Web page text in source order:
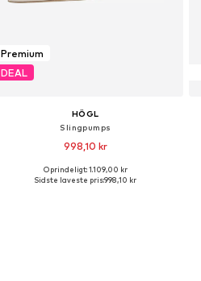
Premium
DEAL
HÖGL
Slingpumps
998,10 kr
Tilgængelige størrelser: 37
Oprindeligt: 1.109,00 kr
Sidste laveste pris:998,10 kr